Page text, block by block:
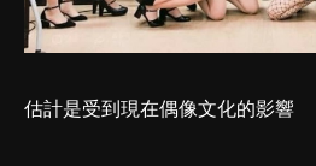
估計是受到現在偶像文化的影響